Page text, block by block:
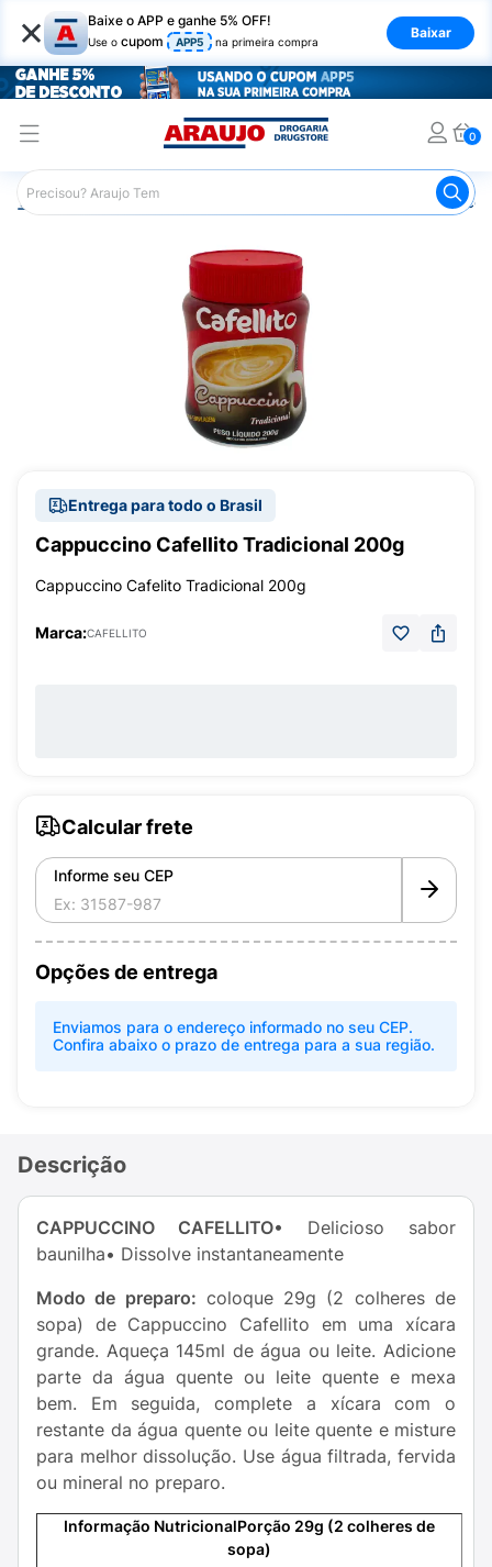
× Baixe o APP e ganhe 5% OFF!
Use o cupom APP5 na primeira compra
Baixar
0
Araujo Mercado
Entrega para todo o Brasil
Cappuccino Cafellito Tradicional 200g
Cappuccino Cafelito Tradicional 200g
Marca:CAFELLITO
Calcular frete
Informe seu CEP
Opções de entrega
Enviamos para o endereço informado no seu CEP.
Confira abaixo o prazo de entrega para a sua região.
Descrição
CAPPUCCINO CAFELLITO• Delicioso sabor
baunilha• Dissolve instantaneamente
Modo de preparo: coloque 29g (2 colheres de
sopa) de Cappuccino Cafellito em uma xícara
grande. Aqueça 145ml de água ou leite. Adicione
parte da água quente ou leite quente e mexa
bem. Em seguida, complete a xícara com o
restante da água quente ou leite quente e misture
para melhor dissolução. Use água filtrada, fervida
ou mineral no preparo.
Informação NutricionalPorção 29g (2 colheres de
sopa)